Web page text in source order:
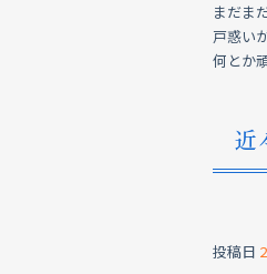
まだま
戸惑い
何とか
近
投稿日